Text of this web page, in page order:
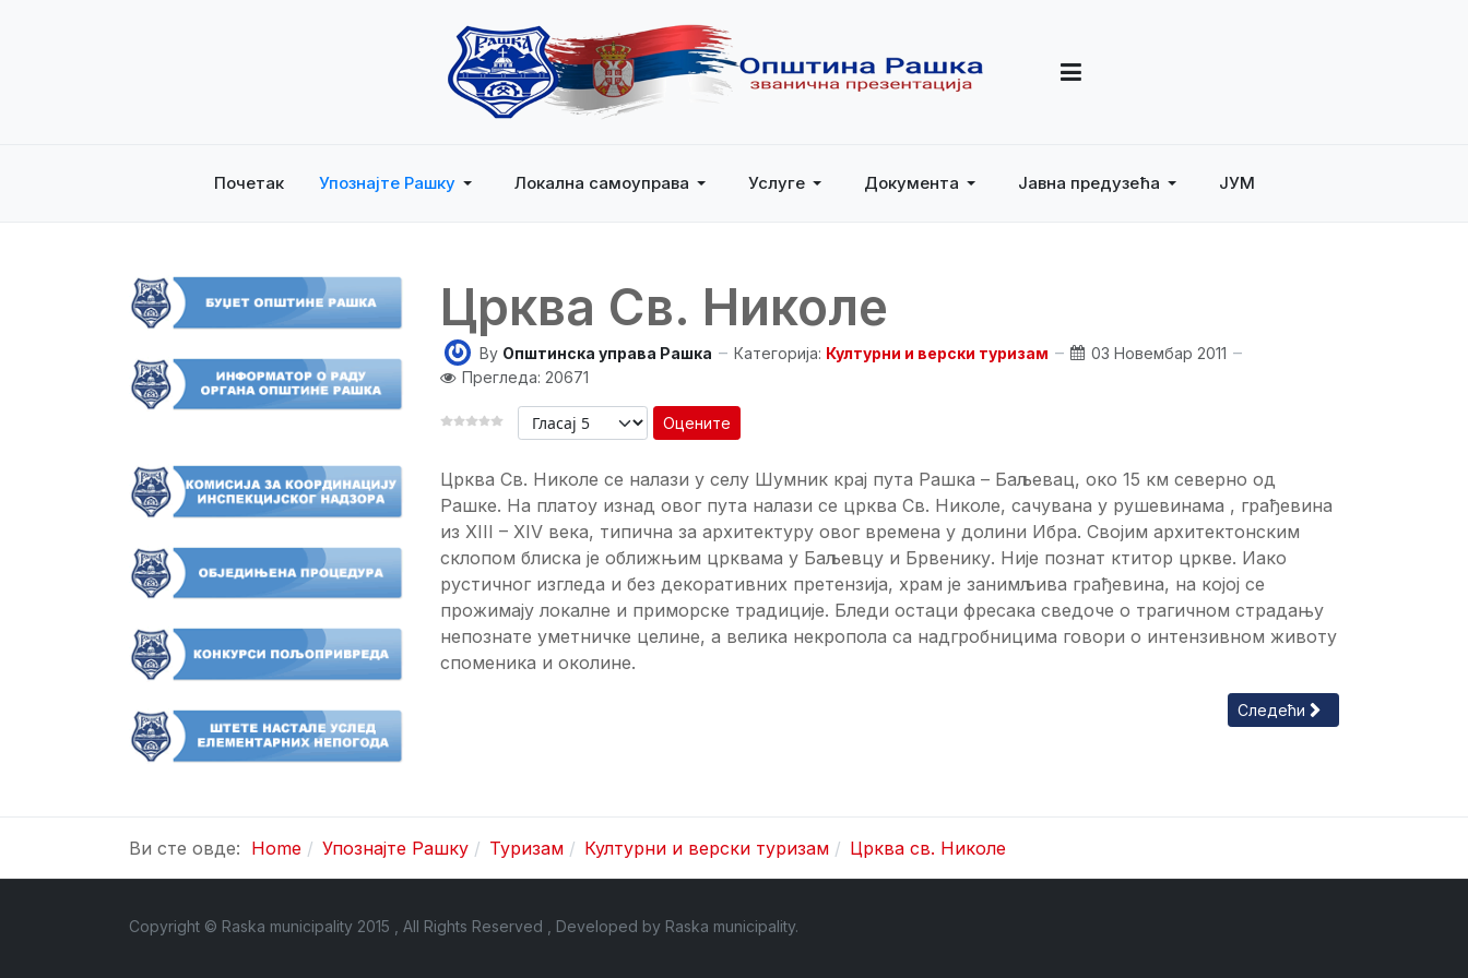
Почетак Упознајте Рашку Локална самоуправа Услуге Документа Јавна предузећа ЈУМ
Црква Св. Николе
By Општинска управа Рашка Категорија: Културни и верски туризам
03 Новембар 2011
Прегледа: 20671
Оцените
Црква Св. Николе се налази у селу Шумник крај пута Рашка – Баљевац, око 15 км северно од
Рашке. На платоу изнад овог пута налази се црква Св. Николе, сачувана у рушевинама , грађевина
из XIII – XIV века, типична за архитектуру овог времена у долини Ибра. Својим архитектонским
склопом блиска је оближњим црквама у Баљевцу и Брвенику. Није познат ктитор цркве. Иако
рустичног изгледа и без декоративних претензија, храм је занимљива грађевина, на којој се
прожимају локалне и приморске традиције. Бледи остаци фресака сведоче о трагичном страдању
непознате уметничке целине, а велика некропола са надгробницима говори о интензивном животу
споменика и околине.
Следећи чланак: Црква св.
Следећи
Ви сте овде: Home Упознајте Рашку Туризам Културни и верски туризам Црква св. Николе
Copyright © Raska municipality 2015 , All Rights Reserved , Developed by Raska municipality.